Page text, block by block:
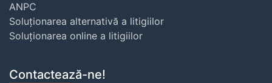
ANPC
Soluționarea alternativă a litigiilor
Soluționarea online a litigiilor
Contactează-ne!